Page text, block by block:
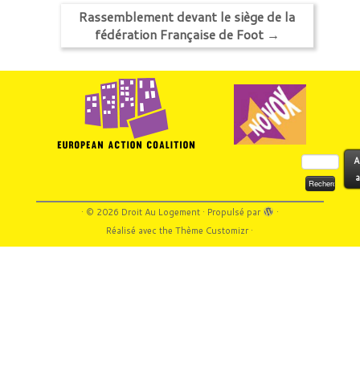
Rassemblement devant le siège de la
fédération Française de Foot →
Rechercher :
· © 2026 Droit Au Logement· Propulsé par
·
Réalisé avec theThème Customizr·